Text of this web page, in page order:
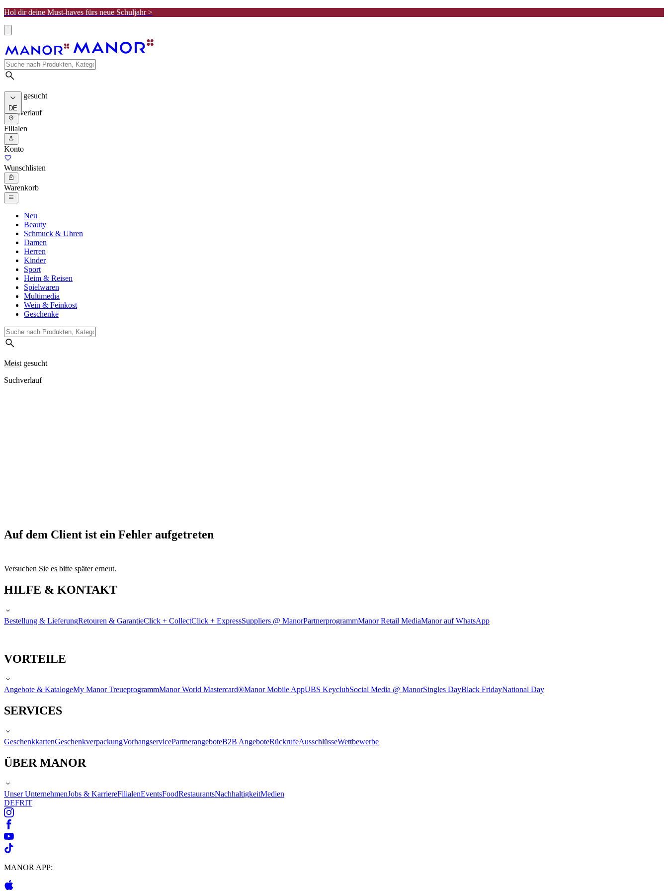
Hol dir deine Must-haves fürs neue Schuljahr >
Meist gesucht
Suchverlauf
DE
Filialen
Konto
Wunschlisten
Warenkorb
Neu
Beauty
Schmuck & Uhren
Damen
Herren
Kinder
Sport
Heim & Reisen
Spielwaren
Multimedia
Wein & Feinkost
Geschenke
Meist gesucht
Suchverlauf
Auf dem Client ist ein Fehler aufgetreten
Versuchen Sie es bitte später erneut.
HILFE & KONTAKT
Bestellung & LieferungRetouren & GarantieClick + CollectClick + ExpressSuppliers @ ManorPartnerprogrammManor Retail MediaManor auf WhatsApp
VORTEILE
Angebote & KatalogeMy Manor TreueprogrammManor World Mastercard®Manor Mobile AppUBS KeyclubSocial Media @ ManorSingles DayBlack FridayNational Day
SERVICES
GeschenkkartenGeschenkverpackungVorhangservicePartnerangeboteB2B AngeboteRückrufeAusschlüsseWettbewerbe
ÜBER MANOR
Unser UnternehmenJobs & KarriereFilialenEventsFoodRestaurantsNachhaltigkeitMedien
DEFRIT
MANOR APP: